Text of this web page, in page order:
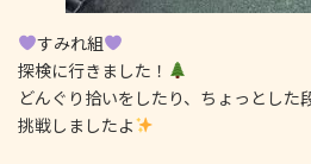
すみれ組
探検に行きました！
どんぐり拾いをしたり、ちょっとした
挑戦しましたよ